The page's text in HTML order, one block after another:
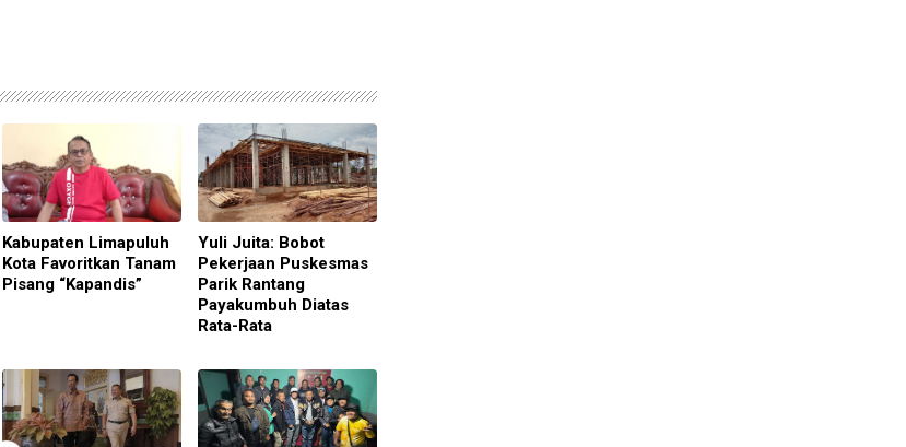
Kabupaten Limapuluh
Kota Favoritkan Tanam
Pisang “Kapandis”
Yuli Juita: Bobot
Pekerjaan Puskesmas
Parik Rantang
Payakumbuh Diatas
Rata-Rata